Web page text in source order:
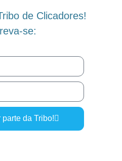
de Clicadores!
se:
parte da Tribo!